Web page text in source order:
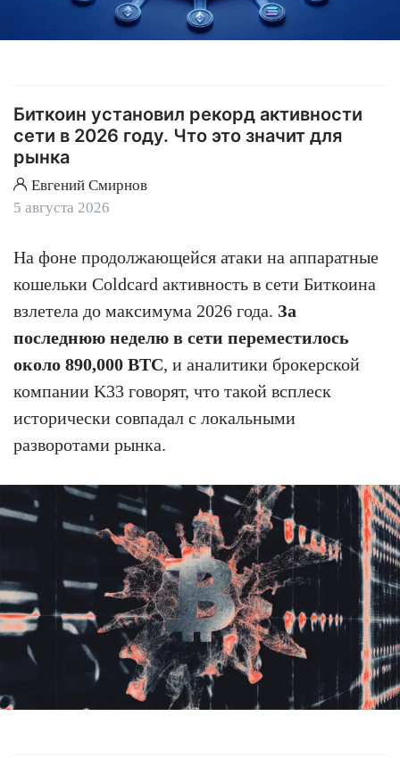
Биткоин установил рекорд активности
сети в 2026 году. Что это значит для
рынка
Евгений Смирнов
5 августа 2026
На фоне продолжающейся атаки на аппаратные
кошельки Coldcard активность в сети Биткоина
взлетела до максимума 2026 года. За
последнюю неделю в сети переместилось
около 890,000 BTC, и аналитики брокерской
компании K33 говорят, что такой всплеск
исторически совпадал с локальными
разворотами рынка.